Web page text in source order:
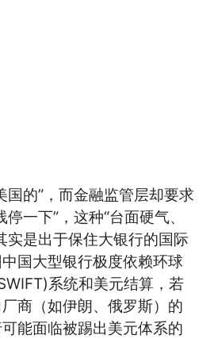
国的”，而金融监管层却要求
一下”，这种“台面硬气、
实是出于保住大银行的国际
国大型银行极度依赖环球
系统和美元结算，若
商（如伊朗、俄罗斯）的
能面临被踢出美元体系的